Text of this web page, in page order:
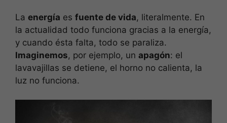
La energía es fuente de vida, literalmente. En
la actualidad todo funciona gracias a la energía,
y cuando ésta falta, todo se paraliza.
Imaginemos, por ejemplo, un apagón: el
lavavajillas se detiene, el horno no calienta, la
luz no funciona.